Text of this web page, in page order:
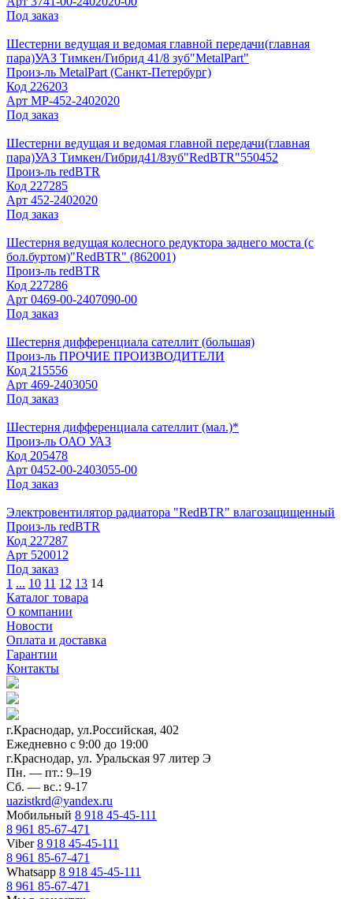
Под заказ
Шестерни ведущая и ведомая главной передачи(главная
пара)УАЗ Тимкен/Гибрид 41/8 зуб"MetalPart"
Произ-ль MetalPart (Санкт-Петербург)
Код 226203
Арт МР-452-2402020
Под заказ
Шестерни ведущая и ведомая главной передачи(главная
пара)УАЗ Тимкен/Гибрид41/8зуб"RedBTR"550452
Произ-ль redBTR
Код 227285
Арт 452-2402020
Под заказ
Шестерня ведущая колесного редуктора заднего моста (с
бол.буртом)"RedBTR" (862001)
Произ-ль redBTR
Код 227286
Арт 0469-00-2407090-00
Под заказ
Шестерня дифференциала сателлит (большая)
Произ-ль ПРОЧИЕ ПРОИЗВОДИТЕЛИ
Код 215556
Арт 469-2403050
Под заказ
Шестерня дифференциала сателлит (мал.)*
Произ-ль ОАО УАЗ
Код 205478
Арт 0452-00-2403055-00
Под заказ
Электровентилятор радиатора "RedBTR" влагозащищенный
Произ-ль redBTR
Код 227287
Арт 520012
Под заказ
1 ... 10 11 12 13 14
Каталог товара
О компании
Новости
Оплата и доставка
Гарантии
Контакты
г.Краснодар, ул.Российская, 402
Ежедневно c 9:00 до 19:00
г.Краснодар, ул. Уральская 97 литер Э
Пн. — пт.: 9–19
Сб. — вс.: 9-17
uazistkrd@yandex.ru
Мобильный 8 918 45-45-111
8 961 85-67-471
Viber8 918 45-45-111
8 961 85-67-471
Whatsapp 8 918 45-45-111
8 961 85-67-471